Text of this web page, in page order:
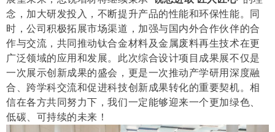
念，加大研发投入，不断提升产品的性能和环保性能。同
时，公司积极拓展市场渠道，加强与国内外合作伙伴的合
作与交流，共同推动钛合金材料及金属废料再生技术在更
广泛领域的应用和发展。此次综合设计项目成果展不仅是
一次展示创新成果的盛会，更是一次推动产学研用深度融
合、跨学科交流和促进科技创新成果转化的重要契机。相
信在各方共同努力下，我们一定能够迎来一个更加绿色、
低碳、可持续的未来！